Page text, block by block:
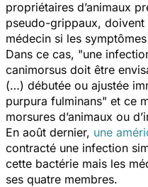
propriétaires d’animaux
pseudo-grippaux, doivent
médecin si les
Dans ce cas, "une
canimorsus doit être
(…) débutée ou ajustée
purpura fulminans" et ce
morsures d’animaux ou
En août dernier, une
contracté une infection
cette bactérie mais les
ses quatre membres.